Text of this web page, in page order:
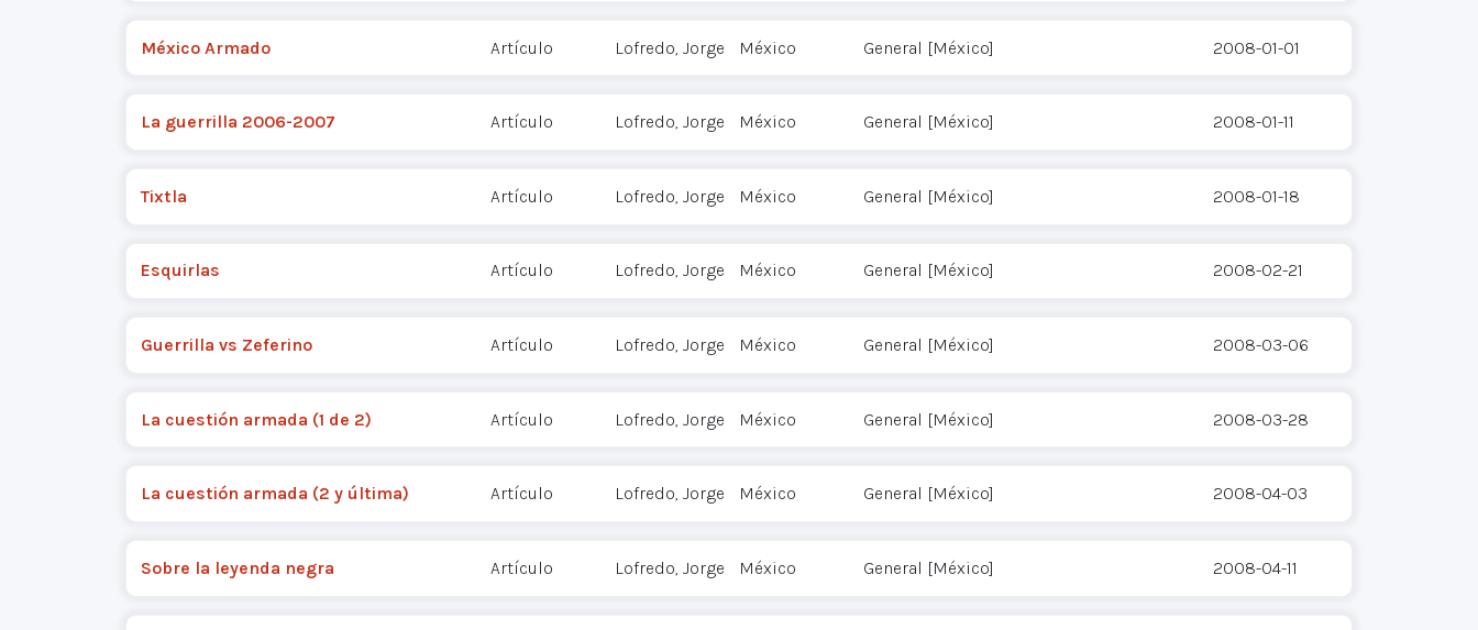
México Armado Artículo Lofredo, Jorge México General [México] 2008-01-01
La guerrilla 2006-2007 Artículo Lofredo, Jorge México General [México] 2008-01-11
Tixtla Artículo Lofredo, Jorge México General [México] 2008-01-18
Esquirlas Artículo Lofredo, Jorge México General [México] 2008-02-21
Guerrilla vs Zeferino Artículo Lofredo, Jorge México General [México] 2008-03-06
La cuestión armada (1 de 2) Artículo Lofredo, Jorge México General [México] 2008-03-28
La cuestión armada (2 y última) Artículo Lofredo, Jorge México General [México] 2008-04-03
Sobre la leyenda negra Artículo Lofredo, Jorge México General [México] 2008-04-11